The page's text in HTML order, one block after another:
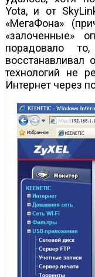
Yota, и от
«МегаФона»
«залоченные»
порадовало
технологий не
Интернет через